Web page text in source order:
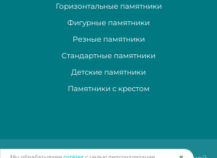
Горизонтальные памятники
Фигурные памятники
Резные памятники
Стандартные памятники
Детские памятники
Памятники с крестом